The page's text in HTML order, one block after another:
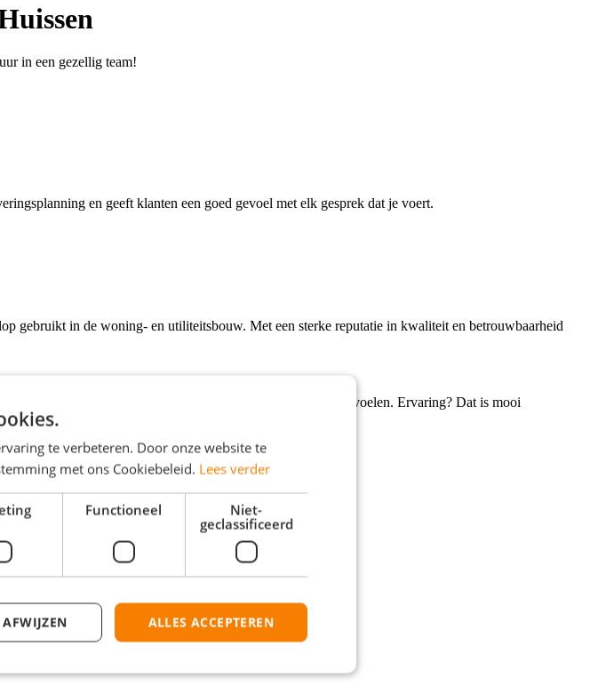
in een gezellig team!
en geeft klanten een goed gevoel met elk gesprek dat je voert.
gebruikt in de woning- en utiliteitsbouw. Met een sterke reputatie in kwaliteit en betrouwbaarheid
en oplossingsgerichte blik zorg je dat klanten zich gehoord voelen. Ervaring? Dat is mooi
week beschikbaar is.
te verbeteren. Door onze website te
met ons Cookiebeleid. Lees verder
Functioneel
Niet-
geclassificeerd
ALLES ACCEPTEREN